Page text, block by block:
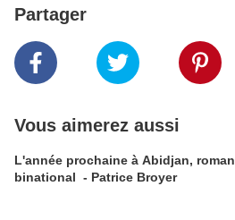
Partager
Vous aimerez aussi
L'année prochaine à Abidjan, roman
binational - Patrice Broyer